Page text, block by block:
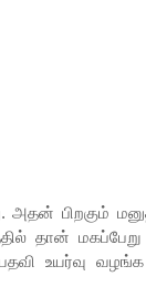
பிறகும்
தான்
உயர்வு